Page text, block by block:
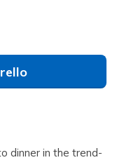
dinner in the trend-